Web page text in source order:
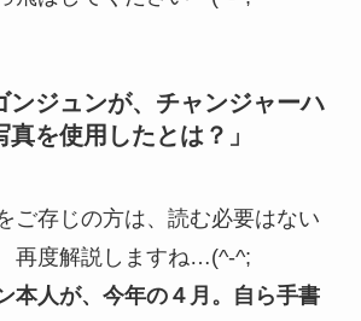
ンジュンが、チャンジャーハ
を使用したとは？」
ご存じの方は、読む必要はない
度解説しますね…(^-^;
本人が、今年の４月。自ら手書